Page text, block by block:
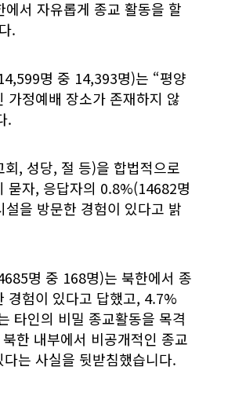
서 자유롭게 종교 활동을 할
.
명 중 14,393명)는 “평양
가정예배 장소가 존재하지 않
.
, 성당, 절 등)을 합법적으로
묻자, 응답자의 0.8%(14682명
을 방문한 경험이 있다고 밝
명 중 168명)는 북한에서 종
경험이 있다고 답했고, 4.7%
타인의 비밀 종교활동을 목격
한 내부에서 비공개적인 종교
는 사실을 뒷받침했습니다.